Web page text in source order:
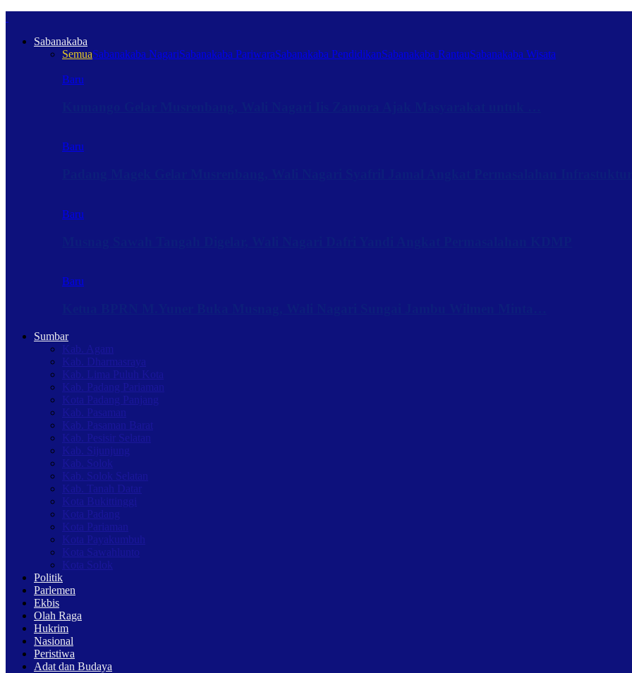
Sabanakaba
SemuaSabanakaba NagariSabanakaba PariwaraSabanakaba PendidikanSabanakaba RantauSabanakaba Wisata
Baru
Baru
Baru
Baru
Sumbar
Kab. Agam
Kab. Dharmasraya
Kab. Lima Puluh Kota
Kab. Padang Pariaman
Kota Padang Panjang
Kab. Pasaman
Kab. Pasaman Barat
Kab. Pesisir Selatan
Kab. Sijunjung
Kab. Solok
Kab. Solok Selatan
Kab. Tanah Datar
Kota Bukittinggi
Kota Padang
Kota Pariaman
Kota Payakumbuh
Kota Sawahlunto
Kota Solok
Politik
Parlemen
Ekbis
Olah Raga
Hukrim
Nasional
Peristiwa
Adat dan Budaya